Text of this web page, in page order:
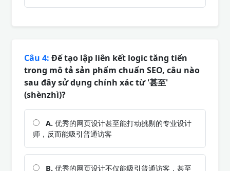
Câu 4: Để tạo lập liên kết logic tăng tiến
trong mô tả sản phẩm chuẩn SEO, câu nào
sau đây sử dụng chính xác từ '甚至'
(shènzhì)?
A. 优秀的网页设计甚至能打动挑剔的专业设计
师，反而能吸引普通访客
B. 优秀的网页设计不仅能吸引普通访客，甚至